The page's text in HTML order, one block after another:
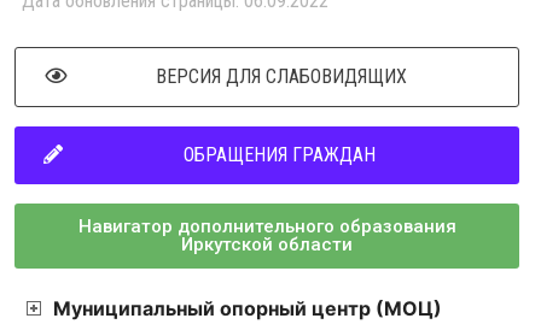
ВЕРСИЯ ДЛЯ СЛАБОВИДЯЩИХ
ОБРАЩЕНИЯ ГРАЖДАН
Навигатор дополнительного образования
Иркутской области
Муниципальный опорный центр (МОЦ)